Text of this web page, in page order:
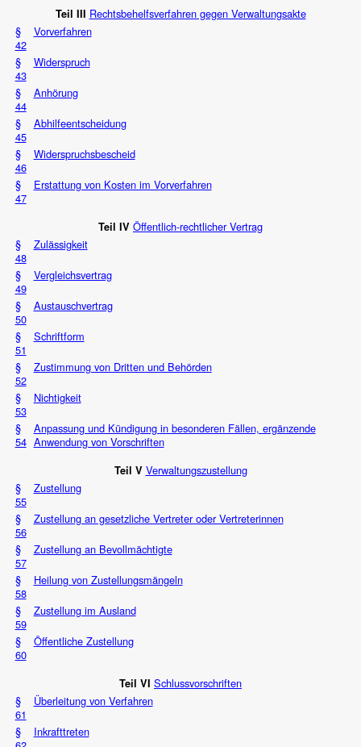
Teil III Rechtsbehelfsverfahren gegen Verwaltungsakte
§
42
Vorverfahren
§
43
Widerspruch
§
44
Anhörung
§
45
Abhilfeentscheidung
§
46
Widerspruchsbescheid
§
47
Erstattung von Kosten im Vorverfahren
Teil IV Öffentlich-rechtlicher Vertrag
§
48
Zulässigkeit
§
49
Vergleichsvertrag
§
50
Austauschvertrag
§
51
Schriftform
§
52
Zustimmung von Dritten und Behörden
§
53
Nichtigkeit
§
54
Anpassung und Kündigung in besonderen Fällen, ergänzende
Anwendung von Vorschriften
Teil V Verwaltungszustellung
§
55
Zustellung
§
56
Zustellung an gesetzliche Vertreter oder Vertreterinnen
§
57
Zustellung an Bevollmächtigte
§
58
Heilung von Zustellungsmängeln
§
59
Zustellung im Ausland
§
60
Öffentliche Zustellung
Teil VI Schlussvorschriften
§
61
Überleitung von Verfahren
§
Inkrafttreten